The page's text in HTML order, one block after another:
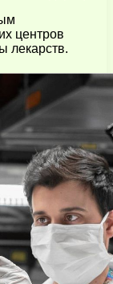
центров
лекарств.